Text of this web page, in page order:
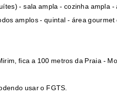
- sala ampla - cozinha ampla
amplos - quintal - área
fica a 100 metros da Praia -
usar o FGTS.